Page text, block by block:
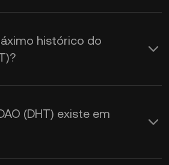
histórico do
(DHT) existe em